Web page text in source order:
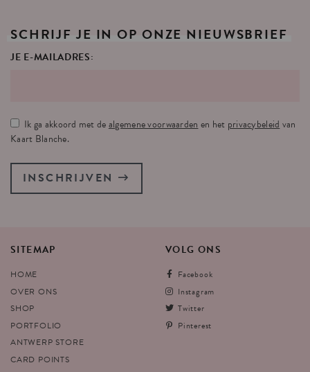
SCHRIJF JE IN OP ONZE NIEUWSBRIEF
JE E-MAILADRES:
Ik ga akkoord met dealgemene voorwaarden en het privacybeleid van
Kaart Blanche.
INSCHRIJVEN
SITEMAP
HOME
OVER ONS
SHOP
PORTFOLIO
ANTWERP STORE
CARD POINTS
VOLG ONS
Facebook
Instagram
Twitter
Pinterest